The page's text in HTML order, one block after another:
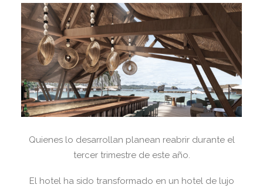
Quienes lo desarrollan planean reabrir durante el
tercer trimestre de este año.
El hotel ha sido transformado en un hotel de lujo